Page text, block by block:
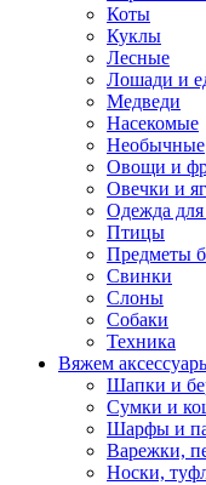
Коты
Куклы
Лесные
Лошади и
Медведи
Насекомые
Необычные
Овощи и
Овечки и
Одежда для
Птицы
Предметы
Свинки
Слоны
Собаки
Техника
Вяжем
Шапки и
Сумки и
Шарфы и
Варежки,
Носки,